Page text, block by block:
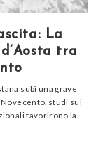
La
tra
subì una grave
studi sui
favorirono la